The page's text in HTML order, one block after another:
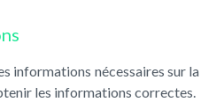
informations nécessaires sur
les informations correctes.